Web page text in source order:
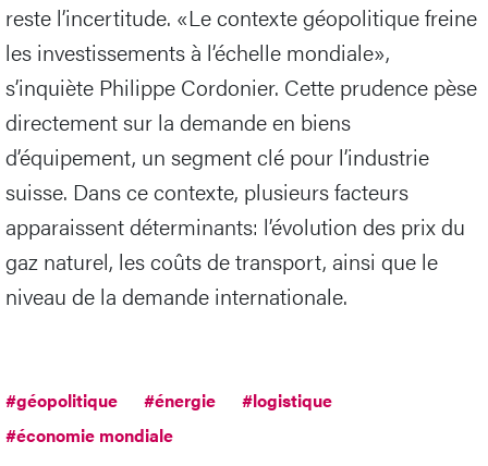
reste l’incertitude. «Le contexte géopolitique freine
les investissements à l’échelle mondiale»,
s’inquiète Philippe Cordonier. Cette prudence pèse
directement sur la demande en biens
d’équipement, un segment clé pour l’industrie
suisse. Dans ce contexte, plusieurs facteurs
apparaissent déterminants: l’évolution des prix du
gaz naturel, les coûts de transport, ainsi que le
niveau de la demande internationale.
#géopolitique #énergie
#logistique
#économie mondiale